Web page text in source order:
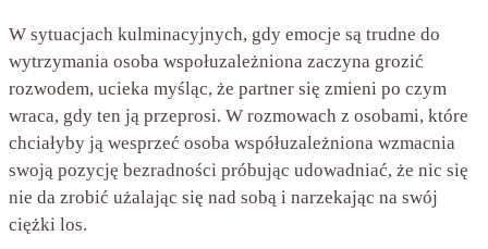
W sytuacjach kulminacyjnych, gdy emocje są trudne do
wytrzymania osoba wspołuzależniona zaczyna grozić
rozwodem, ucieka myśląc, że partner się zmieni po czym
wraca, gdy ten ją przeprosi. W rozmowach z osobami, które
chciałyby ją wesprzeć osoba współuzależniona wzmacnia
swoją pozycję bezradności próbując udowadniać, że nic się
nie da zrobić użalając się nad sobą i narzekając na swój
ciężki los.